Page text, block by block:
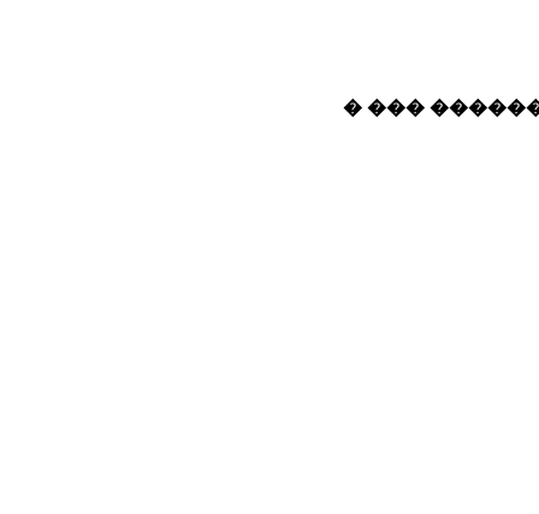
� ���